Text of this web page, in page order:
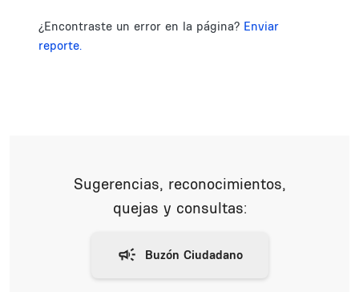
¿Encontraste un error en la página? Enviar
reporte.
Sugerencias, reconocimientos,
quejas y consultas: